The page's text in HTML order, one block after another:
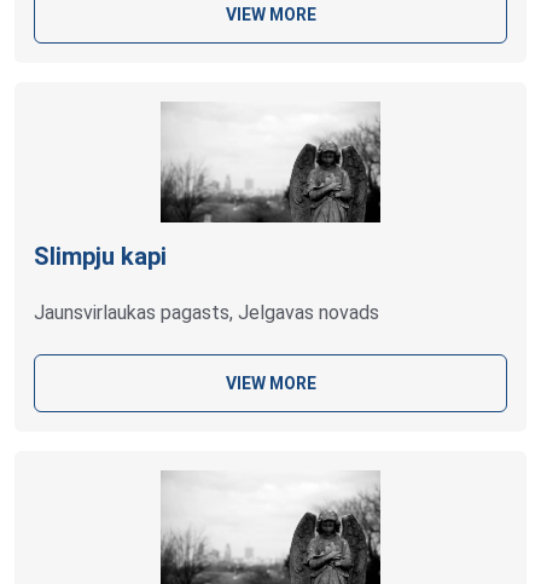
VIEW MORE
Slimpju kapi
Jaunsvirlaukas pagasts, Jelgavas novads
VIEW MORE